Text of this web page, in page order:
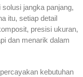
jangka panjang,
itu, setiap detail
presisi ukuran,
dan menarik dalam
kebutuhan